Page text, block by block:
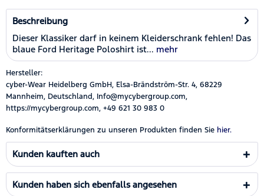
Beschreibung
Dieser Klassiker darf in keinem Kleiderschrank fehlen! Das
blaue Ford Heritage Poloshirt ist... mehr
Hersteller:
cyber-Wear Heidelberg GmbH, Elsa-Brändström-Str. 4, 68229
Mannheim, Deutschland, Info@mycybergroup.com,
https://mycybergroup.com, +49 621 30 983 0
Konformitätserklärungen zu unseren Produkten finden Sie hier.
Kunden kauften auch
Kunden haben sich ebenfalls angesehen